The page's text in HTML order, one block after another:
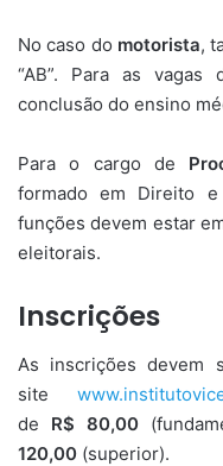
No caso do motorista,
“AB”. Para as vagas
conclusão do ensino
Para o cargo de
formado em Direito
funções devem estar
eleitorais.
Inscrições
As inscrições devem
site
de R$ 80,00
120,00 (superior).